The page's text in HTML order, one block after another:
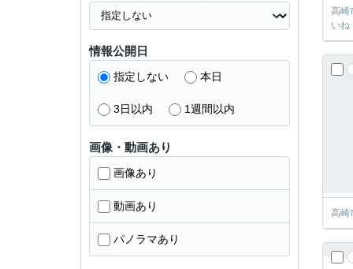
高崎
いね
高崎
情報公開日
指定しない 本日
3日以内 1週間以内
画像・動画あり
画像あり
動画あり
パノラマあり